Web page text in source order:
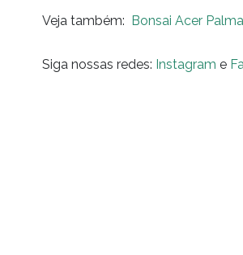
Veja também: Bonsai Acer
Siga nossas redes: Instagram e